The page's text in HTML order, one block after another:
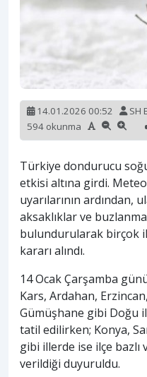
14.01.2026 00:52 SH
594 okunma
Türkiye dondurucu
etkisi altına girdi.
uyarılarının ardından,
aksaklıklar ve
bulundurularak birçok
kararı alındı.
14 Ocak Çarşamba
Kars, Ardahan,
Gümüşhane gibi Doğu
tatil edilirken; Konya,
gibi illerde ise ilçe bazlı
verildiği duyuruldu.